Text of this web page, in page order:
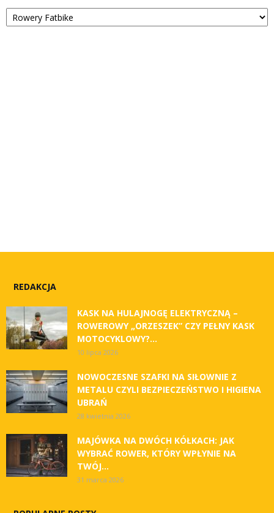
Kategorie
REDAKCJA
KASK NA HULAJNOGĘ ELEKTRYCZNĄ –
ROWEROWY „ORZESZEK” CZY PEŁNY KASK
MOTOCYKLOWY?...
10 lipca 2026
NOWOCZESNE SZAFKI NA SIŁOWNIE Z
METALU CZYLI BEZPIECZEŃSTWO I HIGIENA
UBRAŃ
28 kwietnia 2026
MAJÓWKA NA DWÓCH KÓŁKACH: JAK
WYBRAĆ ROWER, KTÓRY WPŁYNIE NA
TWÓJ...
31 marca 2026